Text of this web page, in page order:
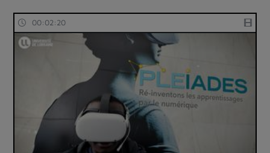
00:02:20